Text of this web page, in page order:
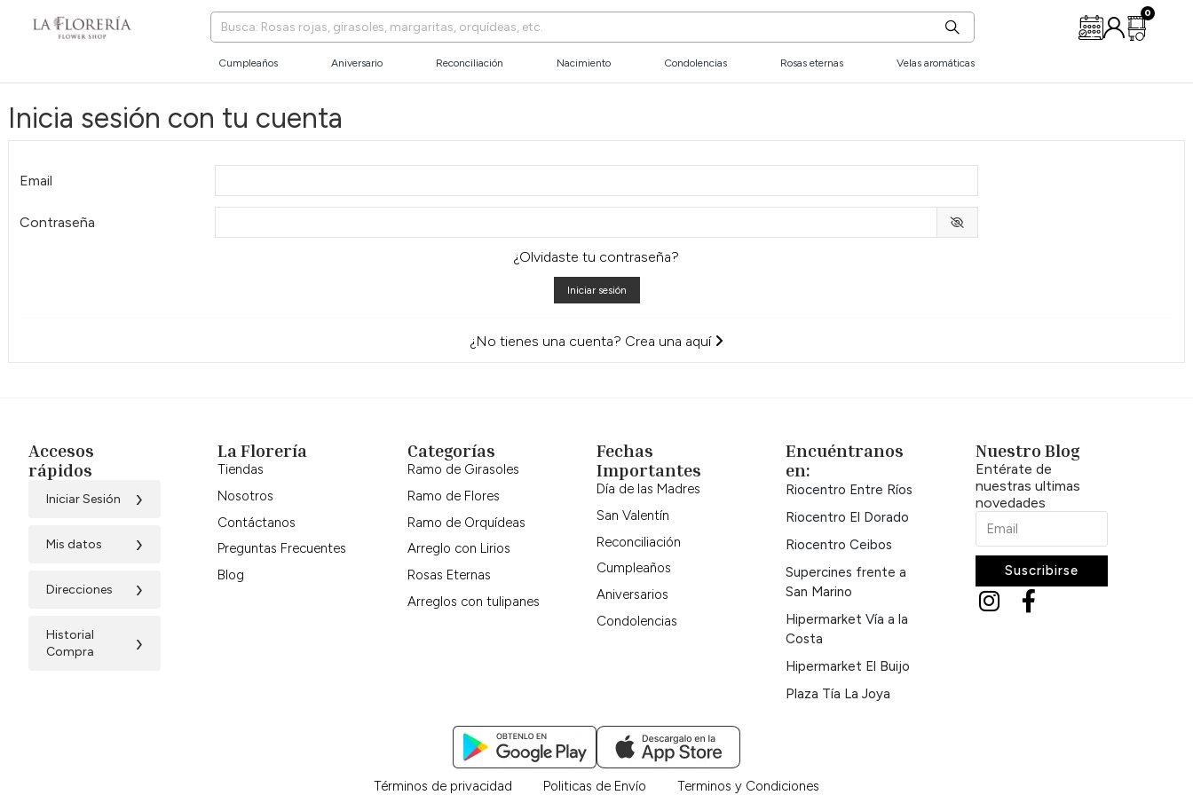
Cumpleaños Aniversario Reconciliación Nacimiento Condolencias Rosas eternas Velas aromáticas
Inicia sesión con tu cuenta
Email
Contraseña
¿Olvidaste tu contraseña?
Iniciar sesión
¿No tienes una cuenta? Crea una aquí
Accesos
rápidos
Iniciar Sesión ›
Mis datos ›
Direcciones ›
Historial
Compra
›
La Florería
Tiendas
Nosotros
Contáctanos
Preguntas Frecuentes
Blog
Categorías
Ramo de Girasoles
Ramo de Flores
Ramo de Orquídeas
Arreglo con Lirios
Rosas Eternas
Arreglos con tulipanes
Fechas
Importantes
Día de las Madres
San Valentín
Reconciliación
Cumpleaños
Aniversarios
Condolencias
Encuéntranos
en:
Riocentro Entre Ríos
Riocentro El Dorado
Riocentro Ceibos
Supercines frente a
San Marino
Hipermarket Vía a la
Costa
Hipermarket El Buijo
Plaza Tía La Joya
Nuestro Blog
Entérate de
nuestras ultimas
novedades
Suscribirse
Términos de privacidad Politicas de Envío Terminos y Condiciones